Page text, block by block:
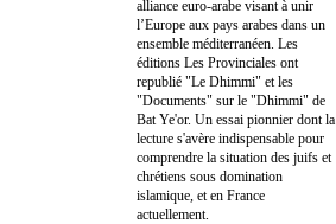
alliance euro-arabe visant à unir
l’Europe aux pays arabes dans un
ensemble méditerranéen. Les
éditions Les Provinciales ont
republié "Le Dhimmi" et les
"Documents" sur le "Dhimmi" de
Bat Ye'or. Un essai pionnier dont la
lecture s'avère indispensable pour
comprendre la situation des juifs et
chrétiens sous domination
islamique, et en France
actuellement.